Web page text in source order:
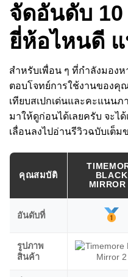
จัดอันดับ
ยี่ห้อไหนดี แ
สำหรับเพื่อน ๆ ที่กำลังมองห
ตอบโจทย์การใช้งานของคุ
เทียบสเปกเด่นและคะแนน
มาให้ดูก่อนได้เลยครับ จะไ
เลื่อนลงไปอ่านรีวิวฉบับเต็
คุณสมบัติ
BLACK
อันดับที่
รูปภาพ
สินค้า